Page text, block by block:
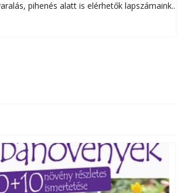
pihenés alatt is elérhetők lapszámaink.